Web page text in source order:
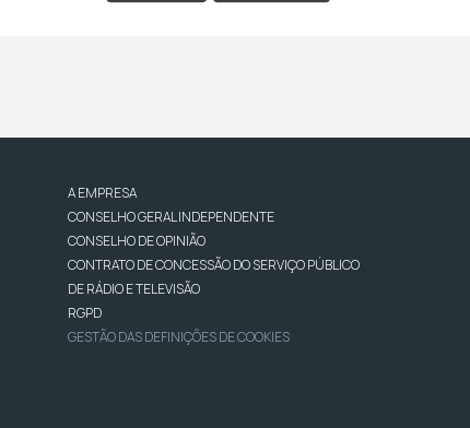
A EMPRESA
CONSELHO GERAL INDEPENDENTE
CONSELHO DE OPINIÃO
CONTRATO DE CONCESSÃO DO SERVIÇO PÚBLICO
DE RÁDIO E TELEVISÃO
RGPD
GESTÃO DAS DEFINIÇÕES DE COOKIES